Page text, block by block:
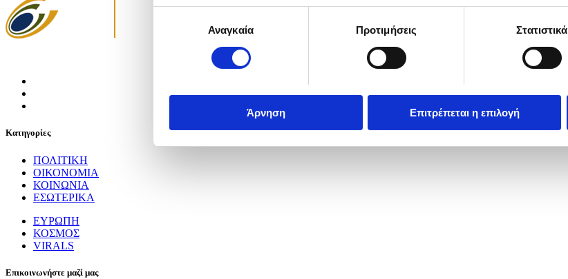
συγκατάθεσηςΑναγκαία Προτιμήσεις Στατιστικά
Άρνηση Επιτρέπεται η επιλογή
Κατηγορίες
ΠΟΛΙΤΙΚΗ
ΟΙΚΟΝΟΜΙΑ
ΚΟΙΝΩΝΙΑ
ΕΣΩΤΕΡΙΚΑ
ΕΥΡΩΠΗ
ΚΟΣΜΟΣ
VIRALS
Επικοινωνήστε μαζί μας